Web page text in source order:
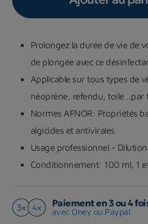
Prolongez la durée de vie de
de plongée avec ce
Applicable sur tous types de
néoprène, refendu, toile…par
Normes AFNOR: Propriétés
algicides et antivirales
Usage professionnel -
Conditionnement: 100 ml, 1
Paiement en 3 ou 4
avec Oney ou Paypal